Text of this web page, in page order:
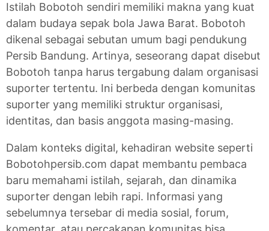
Istilah Bobotoh sendiri memiliki makna yang kuat
dalam budaya sepak bola Jawa Barat. Bobotoh
dikenal sebagai sebutan umum bagi pendukung
Persib Bandung. Artinya, seseorang dapat disebut
Bobotoh tanpa harus tergabung dalam organisasi
suporter tertentu. Ini berbeda dengan komunitas
suporter yang memiliki struktur organisasi,
identitas, dan basis anggota masing-masing.
Dalam konteks digital, kehadiran website seperti
Bobotohpersib.com dapat membantu pembaca
baru memahami istilah, sejarah, dan dinamika
suporter dengan lebih rapi. Informasi yang
sebelumnya tersebar di media sosial, forum,